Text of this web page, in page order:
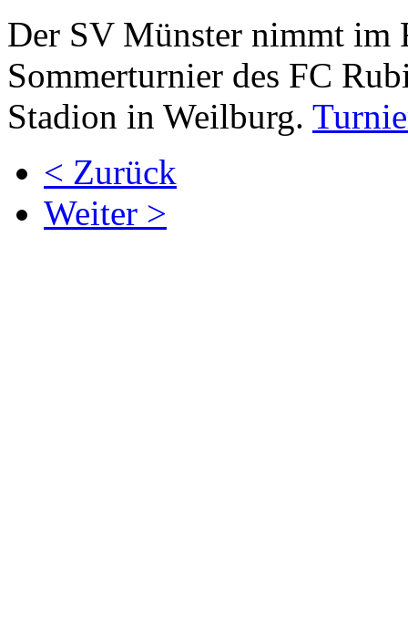
Der SV Münster nimmt im
Sommerturnier des FC
Stadion in Weilburg.
< Zurück
Weiter >